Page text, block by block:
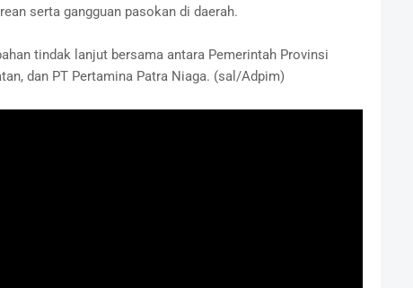
serta gangguan pasokan di daerah.
tindak lanjut bersama antara Pemerintah Provinsi
dan PT Pertamina Patra Niaga. (sal/Adpim)